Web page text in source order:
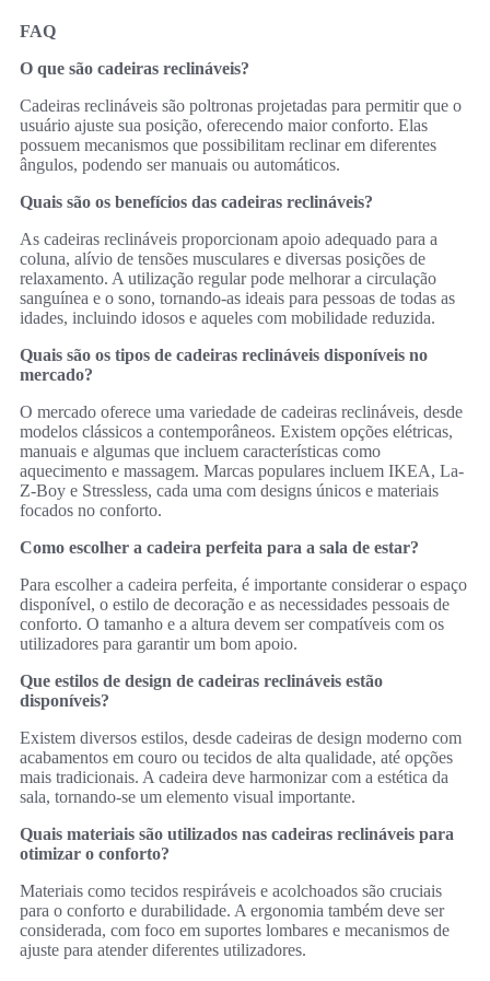
FAQ
O que são cadeiras reclináveis?
Cadeiras reclináveis são poltronas projetadas para permitir que o
usuário ajuste sua posição, oferecendo maior conforto. Elas
possuem mecanismos que possibilitam reclinar em diferentes
ângulos, podendo ser manuais ou automáticos.
Quais são os benefícios das cadeiras reclináveis?
As cadeiras reclináveis proporcionam apoio adequado para a
coluna, alívio de tensões musculares e diversas posições de
relaxamento. A utilização regular pode melhorar a circulação
sanguínea e o sono, tornando-as ideais para pessoas de todas as
idades, incluindo idosos e aqueles com mobilidade reduzida.
Quais são os tipos de cadeiras reclináveis disponíveis no
mercado?
O mercado oferece uma variedade de cadeiras reclináveis, desde
modelos clássicos a contemporâneos. Existem opções elétricas,
manuais e algumas que incluem características como
aquecimento e massagem. Marcas populares incluem IKEA, La-
Z-Boy e Stressless, cada uma com designs únicos e materiais
focados no conforto.
Como escolher a cadeira perfeita para a sala de estar?
Para escolher a cadeira perfeita, é importante considerar o espaço
disponível, o estilo de decoração e as necessidades pessoais de
conforto. O tamanho e a altura devem ser compatíveis com os
utilizadores para garantir um bom apoio.
Que estilos de design de cadeiras reclináveis estão
disponíveis?
Existem diversos estilos, desde cadeiras de design moderno com
acabamentos em couro ou tecidos de alta qualidade, até opções
mais tradicionais. A cadeira deve harmonizar com a estética da
sala, tornando-se um elemento visual importante.
Quais materiais são utilizados nas cadeiras reclináveis para
otimizar o conforto?
Materiais como tecidos respiráveis e acolchoados são cruciais
para o conforto e durabilidade. A ergonomia também deve ser
considerada, com foco em suportes lombares e mecanismos de
ajuste para atender diferentes utilizadores.